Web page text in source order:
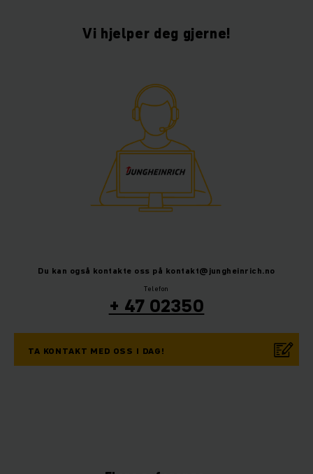
Vi hjelper deg gjerne!
Du kan også kontakte oss på kontakt@jungheinrich.no
Telefon
+ 47 02350
TA KONTAKT MED OSS I DAG!